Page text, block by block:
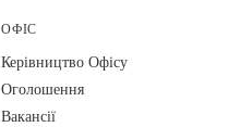
ОФІС
Керівництво Офісу
Оголошення
Вакансії